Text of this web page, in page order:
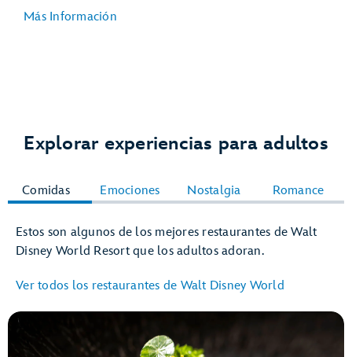
Más Información
TRON Lightcycle /
TRON
Happily Ever After
presentado por joyería Pandora
the Night Away
Explorar experiencias para adultos
Comidas Emociones Nostalgia Romance
Estos son algunos de los mejores restaurantes de Walt
Disney World Resort que los adultos adoran.
Ver todos los restaurantes de Walt Disney World